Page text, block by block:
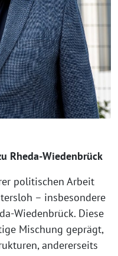
Rheda-Wiedenbrück
politischen Arbeit
– insbesondere
Wiedenbrück. Diese
Mischung geprägt,
andererseits